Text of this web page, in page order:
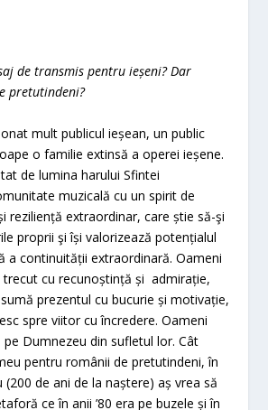
de transmis pentru ieșeni? Dar
pretutindeni?
mult publicul ieșean, un public
o familie extinsă a operei ieșene.
de lumina harului Sfintei
muzicală cu un spirit de
reziliență extraordinar, care știe să-şi
proprii şi își valorizează potențialul
a continuității extraordinară. Oameni
trecut cu recunoștință și admirație,
prezentul cu bucurie și motivație,
spre viitor cu încredere. Oameni
pe Dumnezeu din sufletul lor. Cât
pentru românii de pretutindeni, în
(200 de ani de la naștere) aș vrea să
ce în anii ’80 era pe buzele și în